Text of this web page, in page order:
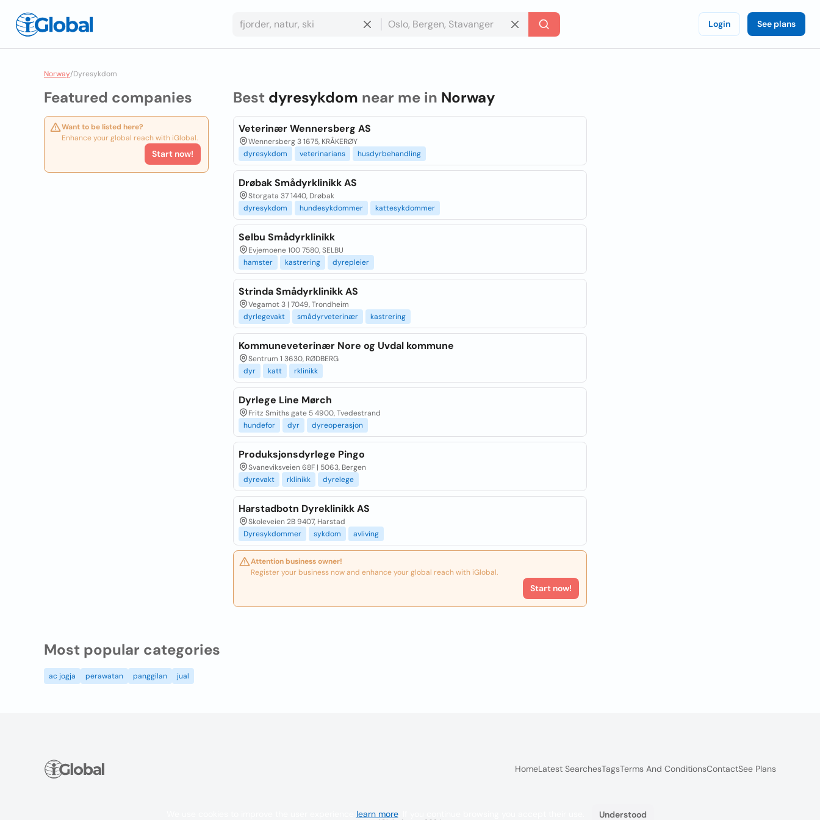
Login See plans
Norway/Dyresykdom
Featured companies
Want to be listed here?
Enhance your global reach with iGlobal.
Start now!
Best dyresykdom near me in Norway
Veterinær Wennersberg AS
Wennersberg 3 1675, KRÅKERØY
dyresykdom
veterinarians husdyrbehandling
Drøbak Smådyrklinikk AS
Storgata 37 1440, Drøbak
dyresykdom
hundesykdommer kattesykdommer
Selbu Smådyrklinikk
Evjemoene 100 7580, SELBU
hamster
kastrering dyrepleier
Strinda Smådyrklinikk AS
Vegamot 3 | 7049, Trondheim
dyrlegevakt
smådyrveterinær kastrering
Kommuneveterinær Nore og Uvdal kommune
Sentrum 1 3630, RØDBERG
dyr
katt rklinikk
Dyrlege Line Mørch
Fritz Smiths gate 5 4900, Tvedestrand
hundefor
dyr dyreoperasjon
Produksjonsdyrlege Pingo
Svaneviksveien 68F | 5063, Bergen
dyrevakt
rklinikk dyrelege
Harstadbotn Dyreklinikk AS
Skoleveien 2B 9407, Harstad
Dyresykdommer
sykdom avliving
Attention business owner!
Register your business now and enhance your global reach with iGlobal.
Start now!
Most popular categories
ac jogja perawatan panggilan jual
HomeLatest SearchesTagsTerms And ConditionsContactSee Plans
learn more. If you continue browsing you accept their use. Understood